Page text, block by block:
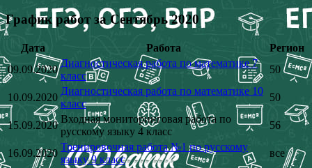
График работ за Сентябрь 2020
Дата Работа
Регион
09.09.2020
Диагностическая работа по математике 7
класс
50
10.09.2020
Диагностическая работа по математике 10
класс
50
15.09.2020
Входная мониторинговая работа по
русскому языку 4 класс
56
16.09.2020
Тренировочная работа №1 по русскому
языку 9 класс
все